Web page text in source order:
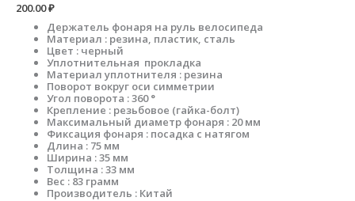
200.00₽
Держатель фонаря на руль велосипеда
Материал : резина, пластик, сталь
Цвет : черный
Уплотнительная прокладка
Материал уплотнителя : резина
Поворот вокруг оси симметрии
Угол поворота : 360 °
Крепление : резьбовое (гайка-болт)
Максимальный диаметр фонаря : 20 мм
Фиксация фонаря : посадка с натягом
Длина : 75 мм
Ширина : 35 мм
Толщина : 33 мм
Вес : 83 грамм
Производитель : Китай